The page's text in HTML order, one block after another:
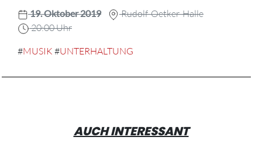
19. Oktober 2019
Rudolf-Oetker-Halle
20:00 Uhr
#MUSIK #UNTERHALTUNG
AUCH INTERESSANT